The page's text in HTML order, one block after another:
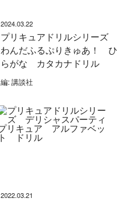
2024.03.22
プリキュアドリルシリーズ
わんだふるぷりきゅあ！ ひ
らがな カタカナドリル
編: 講談社
2022.03.21